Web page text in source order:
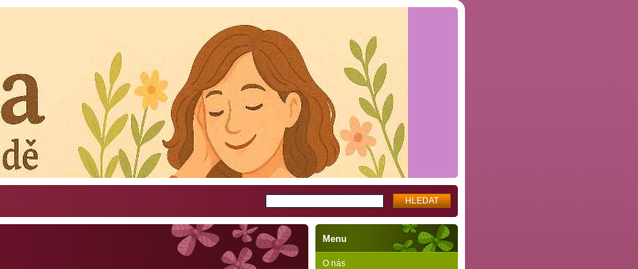
Menu
O nás